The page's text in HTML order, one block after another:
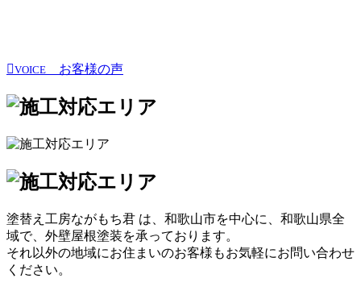
VOICE お客様の声
塗替え工房ながもち君 は、和歌山市を中心に、和歌山県全
域で、外壁屋根塗装を承っております。
それ以外の地域にお住まいのお客様もお気軽にお問い合わせ
ください。